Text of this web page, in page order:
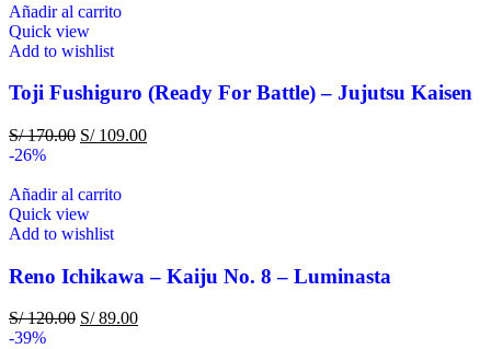
Añadir al carrito
Quick view
Add to wishlist
Toji Fushiguro (Ready For Battle) – Jujutsu Kaisen
S/170.00 S/109.00
-26%
Añadir al carrito
Quick view
Add to wishlist
Reno Ichikawa – Kaiju No. 8 – Luminasta
S/120.00 S/89.00
-39%